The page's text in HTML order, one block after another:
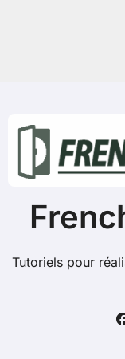
Tutoriels pour